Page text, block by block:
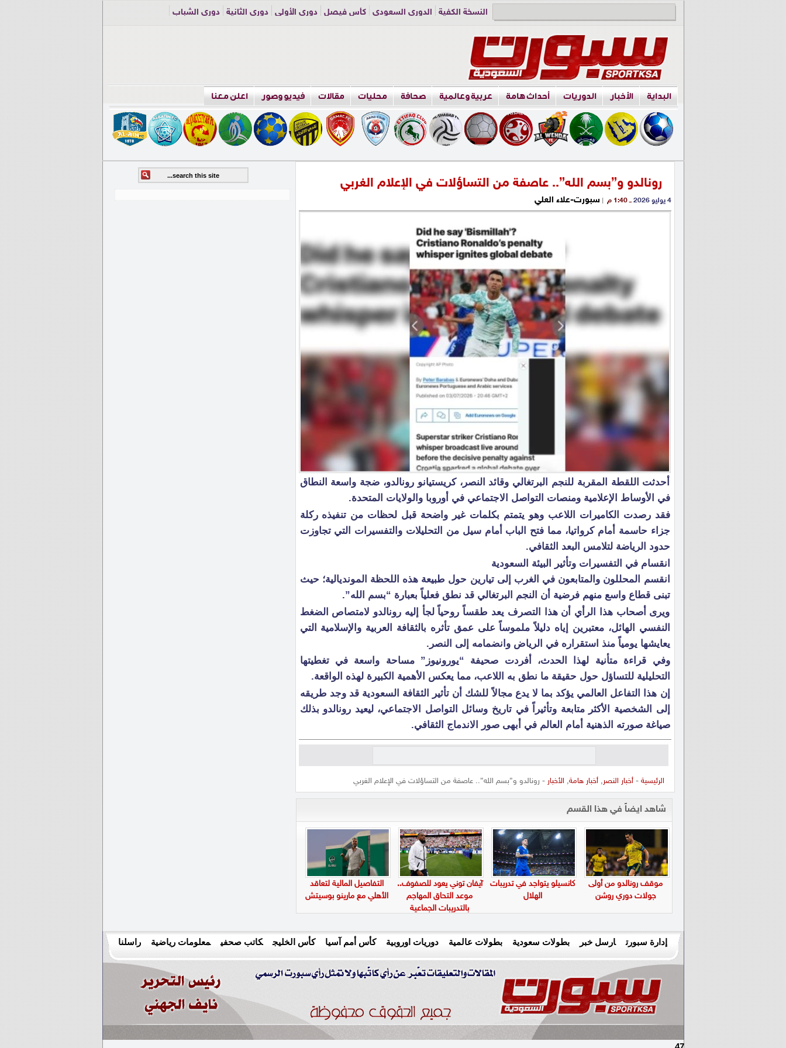
النسخة الكفية الدوري السعودي كأس فيصل دوري الأولى دوري الثانية
دوري الشباب
البداية الأخبار الدوريات أحداث هامة عربية وعالمية صحافة محليات مقالات فيديو وصور اعلن معنا
رونالدو و”بسم الله”.. عاصفة من التساؤلات في الإعلام الغربي
4 يوليو 2026 ــ 1:40 م | سبورت-علاء العلي
أحدثت اللقطة المقربة للنجم البرتغالي وقائد النصر، كريستيانو رونالدو، ضجة واسعة النطاق
في الأوساط الإعلامية ومنصات التواصل الاجتماعي في أوروبا والولايات المتحدة.
فقد رصدت الكاميرات اللاعب وهو يتمتم بكلمات غير واضحة قبل لحظات من تنفيذه ركلة
جزاء حاسمة أمام كرواتيا، مما فتح الباب أمام سيل من التحليلات والتفسيرات التي تجاوزت
حدود الرياضة لتلامس البعد الثقافي.
انقسام في التفسيرات وتأثير البيئة السعودية
انقسم المحللون والمتابعون في الغرب إلى تيارين حول طبيعة هذه اللحظة المونديالية؛ حيث
تبنى قطاع واسع منهم فرضية أن النجم البرتغالي قد نطق فعلياً بعبارة “بسم الله”.
ويرى أصحاب هذا الرأي أن هذا التصرف يعد طقساً روحياً لجأ إليه رونالدو لامتصاص الضغط
النفسي الهائل، معتبرين إياه دليلاً ملموساً على عمق تأثره بالثقافة العربية والإسلامية التي
يعايشها يومياً منذ استقراره في الرياض وانضمامه إلى النصر.
وفي قراءة متأنية لهذا الحدث، أفردت صحيفة “يورونيوز” مساحة واسعة في تغطيتها
التحليلية للتساؤل حول حقيقة ما نطق به اللاعب، مما يعكس الأهمية الكبيرة لهذه الواقعة.
إن هذا التفاعل العالمي يؤكد بما لا يدع مجالاً للشك أن تأثير الثقافة السعودية قد وجد طريقه
إلى الشخصية الأكثر متابعة وتأثيراً في تاريخ وسائل التواصل الاجتماعي، ليعيد رونالدو بذلك
صياغة صورته الذهنية أمام العالم في أبهى صور الاندماج الثقافي.
الرئيسية -أخبار النصر,أخبار هامة, الأخبار - رونالدو و”بسم الله”.. عاصفة من التساؤلات في الإعلام الغربي
شاهد ايضاً في هذا القسم
موقف رونالدو من أولى
جولات دوري روشن
كانسيلو يتواجد في تدريبات
الهلال
آيفان توني يعود للصفوف..
موعد التحاق المهاجم
بالتدريبات الجماعية
التفاصيل المالية لتعاقد
الأهلي مع مارينو بوسيتش
إدارة سبورت ارسل خبر بطولات سعودية بطولات عالمية دوريات اوروبية كأس أمم آسيا كأس الخليج كاتب صحفي معلومات رياضية راسلنا